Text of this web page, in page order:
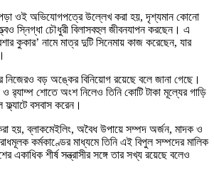
পড়া ওই অভিযোগপত্রে উল্লেখ করা হয়, দৃশ্যমান কোনো
স্নিগ্ধা চৌধুরী বিলাসবহুল জীবনযাপন করছেন। এ
কুকার’ নামে মাত্র দুটি সিনেমায় কাজ করেছেন, যার
নিজেরও বড় অঙ্কের বিনিয়োগ রয়েছে বলে জানা গেছে।
ও র‍্যাম্প শোতে অংশ নিলেও তিনি কোটি টাকা মূল্যের গাড়ি
বসবাস করেন।
হয়, ব্লাকমেইলিং, অবৈধ উপায়ে সম্পদ অর্জন, মাদক ও
কর্মকাণ্ডের মাধ্যমে তিনি এই বিপুল সম্পদের মালিক
একাধিক শীর্ষ সন্ত্রাসীর সঙ্গে তার সখ্য রয়েছে বলেও